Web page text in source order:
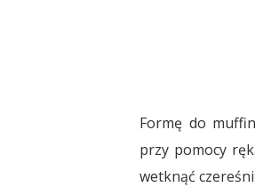
Formę do
przy pomocy
wetknąć